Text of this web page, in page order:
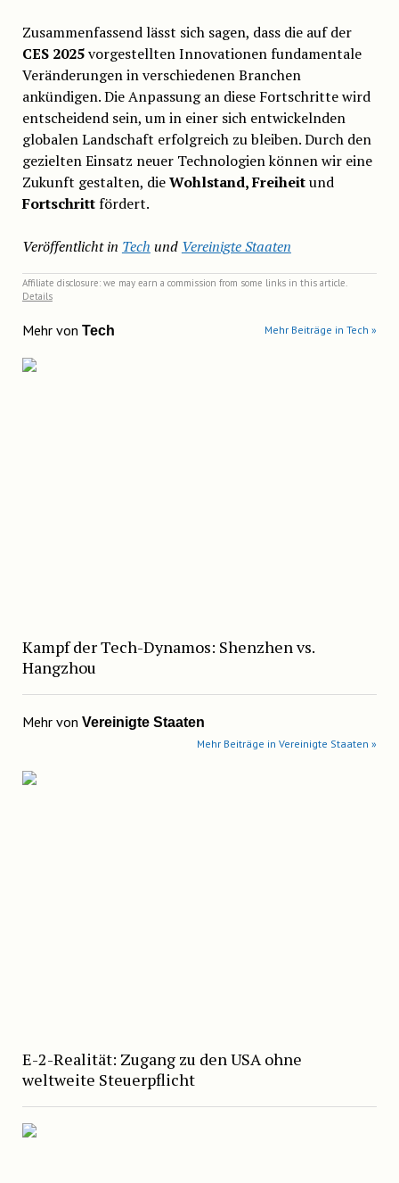
Zusammenfassend lässt sich sagen, dass die auf der
CES 2025vorgestellten Innovationen fundamentale
Veränderungen in verschiedenen Branchen
ankündigen. Die Anpassung an diese Fortschritte wird
entscheidend sein, um in einer sich entwickelnden
globalen Landschaft erfolgreich zu bleiben. Durch den
gezielten Einsatz neuer Technologien können wir eine
Zukunft gestalten, dieWohlstand, Freiheitund
Fortschrittfördert.
Veröffentlicht in Tech und Vereinigte Staaten
Affiliate disclosure: we may earn a commission from some links in this article.
Details
Mehr von Tech Mehr Beiträge in Tech »
Kampf der Tech-Dynamos: Shenzhen vs.
Hangzhou
Mehr von Vereinigte Staaten
Mehr Beiträge in Vereinigte Staaten »
E-2-Realität: Zugang zu den USA ohne
weltweite Steuerpflicht